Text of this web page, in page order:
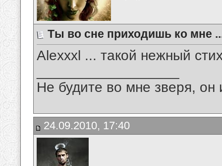
Ты во сне приходишь ко мне
Alexxxl ... такой нежный
Не будите во мне зверя, он
24.09.2010, 17:40